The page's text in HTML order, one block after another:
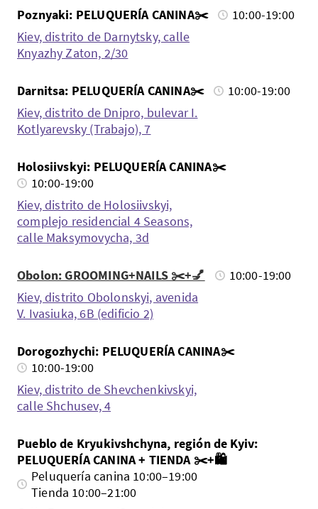
Poznyaki: PELUQUERÍA CANINA✂️
10:00-19:00
Kiev, distrito de Darnytsky, calle
Knyazhy Zaton, 2/30
Darnitsa: PELUQUERÍA CANINA✂️
10:00-19:00
Kiev, distrito de Dnipro, bulevar I.
Kotlyarevsky (Trabajo), 7
Holosiivskyi: PELUQUERÍA CANINA✂️
10:00-19:00
Kiev, distrito de Holosiivskyi,
complejo residencial 4 Seasons,
calle Maksymovycha, 3d
Obolon: GROOMING+NAILS ✂️+💅
10:00-19:00
Kiev, distrito Obolonskyi, avenida
V. Ivasiuka, 6B (edificio 2)
Dorogozhychi: PELUQUERÍA CANINA✂️
10:00-19:00
Kiev, distrito de Shevchenkivskyi,
calle Shchusev, 4
Pueblo de Kryukivshchyna, región de Kyiv:
PELUQUERÍA CANINA + TIENDA ✂️+🛍️
Peluquería canina 10:00–19:00
Tienda 10:00–21:00